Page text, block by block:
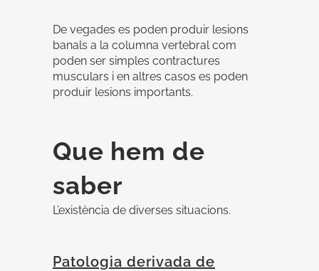
De vegades es poden produir lesions
banals a la columna vertebral com
poden ser simples contractures
musculars i en altres casos es poden
produir lesions importants.
Que hem de
saber
L’existència de diverses situacions.
Patologia derivada de